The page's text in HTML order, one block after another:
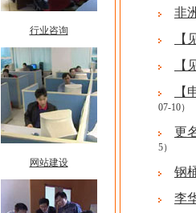
行业咨询
网站建设
非
【
【
07-10）
更
5）
钢
李